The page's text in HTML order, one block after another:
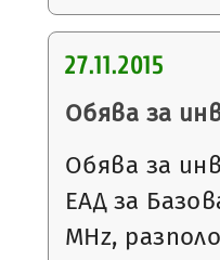
27.11.2015
Обява за
Обява за
ЕАД за
MHz,